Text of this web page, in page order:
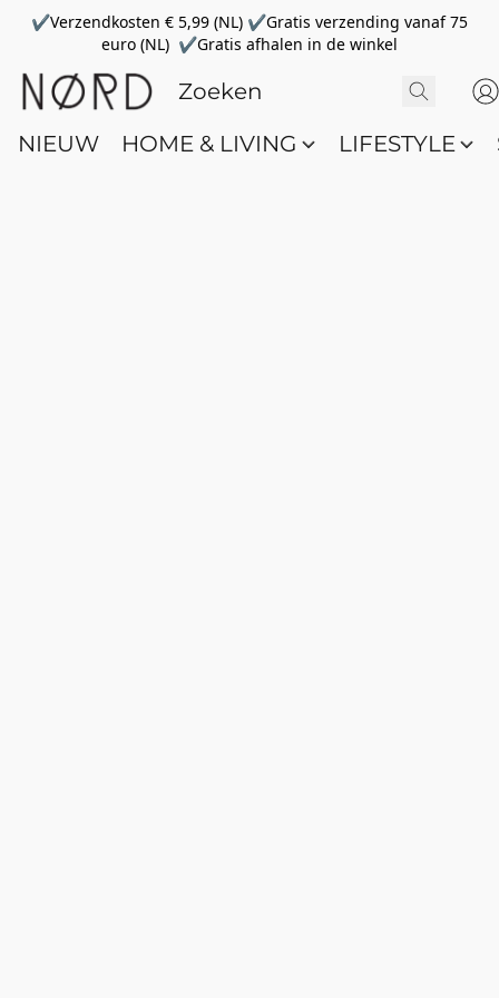
✔Verzendkosten € 5,99 (NL) ✔Gratis verzending vanaf 75
euro (NL) ✔Gratis afhalen in de winkel
NIEUW HOME & LIVING LIFESTYLE